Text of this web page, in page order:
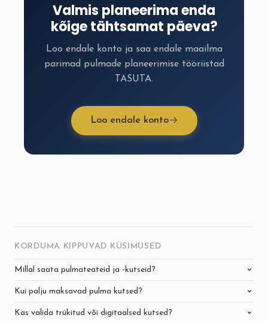
Valmis planeerima enda
kõige tähtsamat päeva?
Loo endale konto ja saa endale maailma
parimad pulmade planeerimise tööriistad
TASUTA.
Loo endale konto
KORDUMA KIPPUVAD KÜSIMUSED
Millal saata pulmateateid ja -kutseid?
Kui palju maksavad pulma kutsed?
Kas valida trükitud või digitaalsed kutsed?